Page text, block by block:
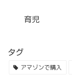
育児
タグ
アマゾンで購入